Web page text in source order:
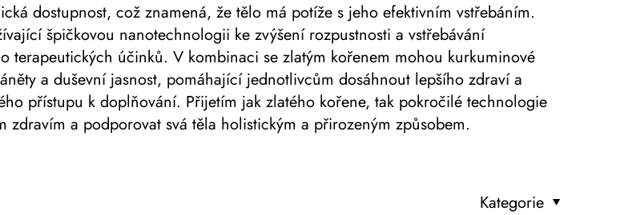
dostupnost, což znamená, že tělo má potíže s jeho efektivním vstřebáním.
špičkovou nanotechnologii ke zvýšení rozpustnosti a vstřebávání
terapeutických účinků. V kombinaci se zlatým kořenem mohou kurkuminové
a duševní jasnost, pomáhající jednotlivcům dosáhnout lepšího zdraví a
přístupu k doplňování. Přijetím jak zlatého kořene, tak pokročilé technologie
a podporovat svá těla holistickým a přirozeným způsobem.
Kategorie